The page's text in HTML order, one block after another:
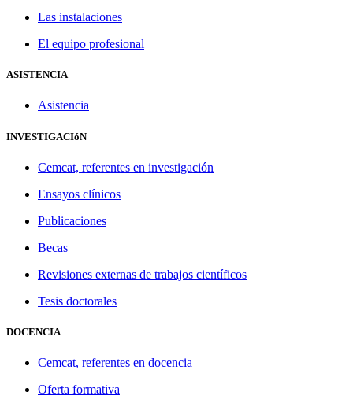
Las instalaciones
El equipo profesional
ASISTENCIA
Asistencia
INVESTIGACIóN
Cemcat, referentes en investigación
Ensayos clínicos
Publicaciones
Becas
Revisiones externas de trabajos científicos
Tesis doctorales
DOCENCIA
Cemcat, referentes en docencia
Oferta formativa